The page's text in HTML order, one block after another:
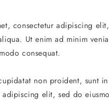
consectetur adipiscing
Ut enim ad minim
consequat.
non proident, sunt
adipiscing elit, sed do